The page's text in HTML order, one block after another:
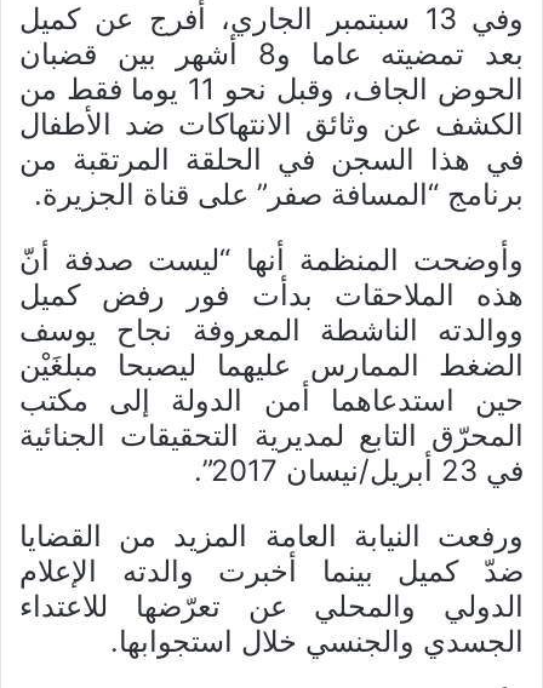
وفي 13 سبتمبر الجاري، أفرج عن كميل
بعد تمضيته عاما و8 أشهر بين قضبان
الحوض الجاف، وقبل نحو 11 يوما فقط من
الكشف عن وثائق الانتهاكات ضد الأطفال
في هذا السجن في الحلقة المرتقبة من
برنامج “المسافة صفر” على قناة الجزيرة.
وأوضحت المنظمة أنها “ليست صدفة أنّ
هذه الملاحقات بدأت فور رفض كميل
ووالدته الناشطة المعروفة نجاح يوسف
الضغط الممارس عليهما ليصبحا مبلغَيْن
حين استدعاهما أمن الدولة إلى مكتب
المحرّق التابع لمديرية التحقيقات الجنائية
في 23 أبريل/نيسان 2017”.
ورفعت النيابة العامة المزيد من القضايا
ضدّ كميل بينما أخبرت والدته الإعلام
الدولي والمحلي عن تعرّضها للاعتداء
الجسدي والجنسي خلال استجوابها.